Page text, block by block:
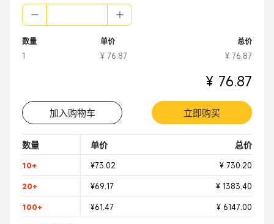
光纤网卡
网络储存设备
机房
数量
1
单价
¥ 76.87
总价
¥ 76.87
¥ 76.87
加入购物车 立即购买
数量 单价 总价
10+ ¥73.02 ¥ 730.20
20+ ¥69.17 ¥ 1383.40
100+ ¥61.47 ¥ 6147.00